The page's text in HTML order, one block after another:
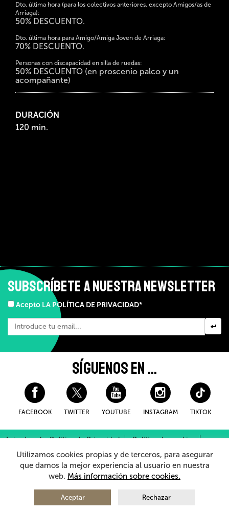
Dto. última hora (para los colectivos anteriores, excepto Amigos/as de
Arriaga):
50% DESCUENTO.
Dto. última hora para Amigo/Amiga Joven de Arriaga:
70% DESCUENTO.
Personas con discapacidad en silla de ruedas:
50% DESCUENTO (en proscenio palco y un
acompañante)
DURACIÓN
120 min.
SUBSCRÍBETE A NUESTRA NEWSLETTER
Acepto LA POLÍTICA DE PRIVACIDAD*
SÍGUENOS EN ...
FACEBOOK TWITTER YOUTUBE INSTAGRAM TIKTOK
Aviso Legal y Política de Privacidad
Política de cookies
Condiciones Generales de Compra
Sistema Interno de Información
© 2026 - Teatro Arriaga AntzokiaTodos los derechos reservados
Utilizamos cookies propias y de terceros, para asegurar
que damos la mejor experiencia al usuario en nuestra
web. Más información sobre cookies.
Aceptar Rechazar